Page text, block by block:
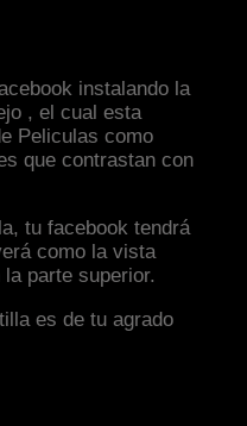
instalando la
, el cual esta
Peliculas como
que contrastan con
tu facebook tendrá
como la vista
parte superior.
es de tu agrado